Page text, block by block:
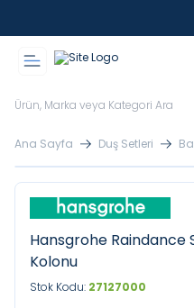
Ana Sayfa Duş Setleri
Hansgrohe Raindance
Kolonu
Stok Kodu: 27127000